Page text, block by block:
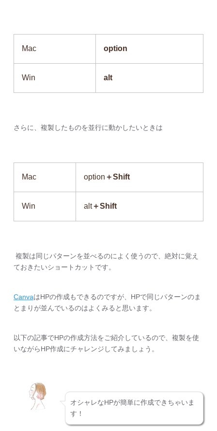
Mac option
Win alt
さらに、複製したものを並行に動かしたいときは
Mac option ＋Shift
Win alt＋Shift
複製は同じパターンを並べるのによく使うので、絶対に覚え
ておきたいショートカットです。
CanvaはHPの作成もできるのですが、HPで同じパターンのま
とまりが並んでいるのはよくみると思います。
以下の記事でHPの作成方法をご紹介しているので、複製を使
いながらHP作成にチャレンジしてみましょう。
オシャレなHPが簡単に作成できちゃいま
す！